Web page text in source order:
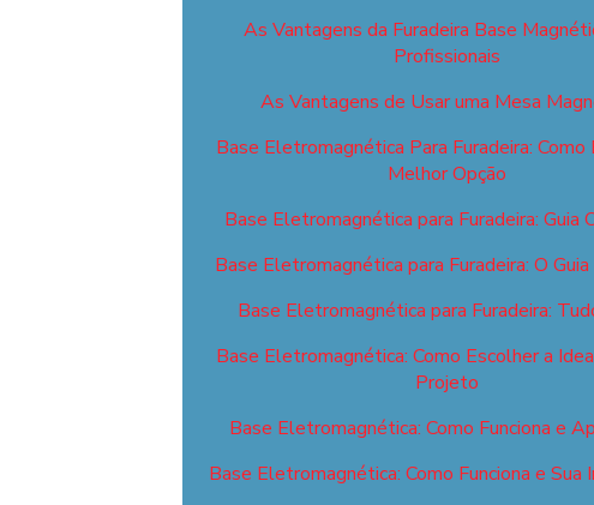
As Vantagens da Furadeira Base
Profissionais
As Vantagens de Usar uma Mesa
Base Eletromagnética Para Furadeira: Como
Melhor Opção
Base Eletromagnética para Furadeira: Guia
Base Eletromagnética para Furadeira: O
Base Eletromagnética para Furadeira:
Base Eletromagnética: Como Escolher a
Projeto
Base Eletromagnética: Como Funciona e
Base Eletromagnética: Como Funciona e Sua